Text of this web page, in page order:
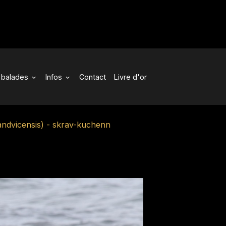
balades Infos Contact Livre d'or
- skrav-kuchenn